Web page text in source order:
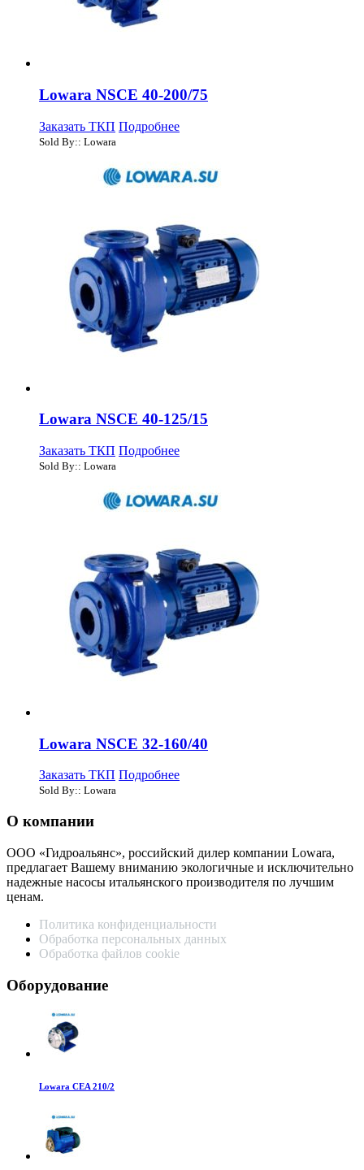
Lowara NSCE 40-200/75
Заказать ТКП Подробнее
Sold By:: Lowara
Lowara NSCE 40-125/15
Заказать ТКП Подробнее
Sold By:: Lowara
Lowara NSCE 32-160/40
Заказать ТКП Подробнее
Sold By:: Lowara
О компании
ООО «Гидроальянс», российский дилер компании Lowara,
предлагает Вашему вниманию экологичные и исключительно
надежные насосы итальянского производителя по лучшим
ценам.
Политика конфиденциальности
Обработка персональных данных
Обработка файлов cookie
Оборудование
Lowara CEA 210/2